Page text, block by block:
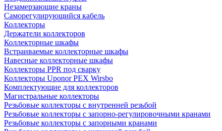
Незамерзающие краны
Саморегулирующийся кабель
Коллекторы
Держатели коллекторов
Коллекторные шкафы
Встраиваемые коллекторные шкафы
Навесные коллекторные шкафы
Коллекторы PPR под сварку
Коллекторы Uponor PEX Wirsbo
Комплектующие для коллекторов
Магистральные коллекторы
Резьбовые коллекторы с внутренней резьбой
Резьбовые коллекторы с запорно-регулировочными кранами
Резьбовые коллекторы с запорными кранами